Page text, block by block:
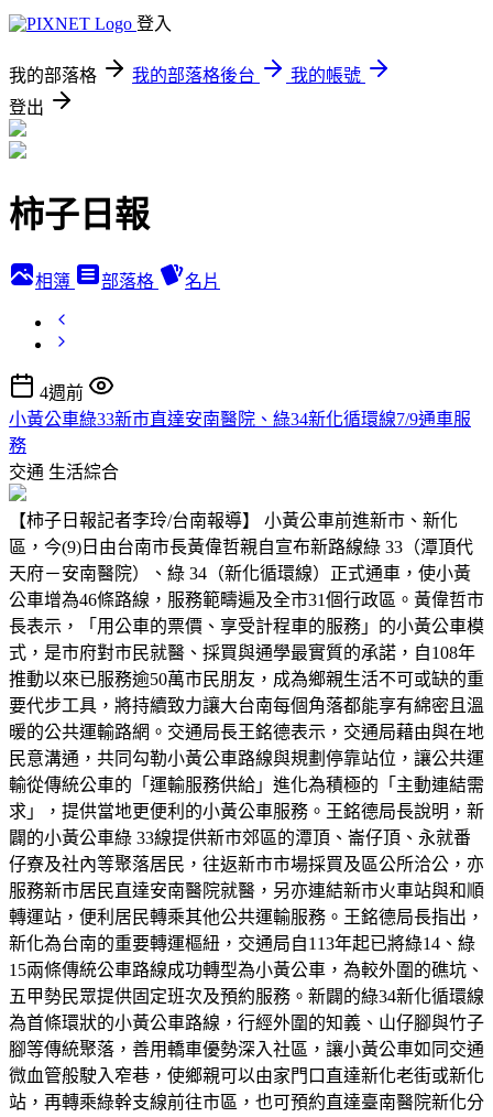
登入
我的部落格 我的部落格後台
我的帳號
登出
柿子日報
相簿 部落格 名片
4週前
小黃公車綠33新市直達安南醫院、綠34新化循環線7/9通車服
務
交通 生活綜合
【柿子日報記者李玲/台南報導】 小黃公車前進新市、新化
區，今(9)日由台南市長黃偉哲親自宣布新路線綠 33（潭頂代
天府－安南醫院）、綠 34（新化循環線）正式通車，使小黃
公車增為46條路線，服務範疇遍及全市31個行政區。黃偉哲市
長表示，「用公車的票價、享受計程車的服務」的小黃公車模
式，是市府對市民就醫、採買與通學最實質的承諾，自108年
推動以來已服務逾50萬市民朋友，成為鄉親生活不可或缺的重
要代步工具，將持續致力讓大台南每個角落都能享有綿密且溫
暖的公共運輸路網。交通局長王銘德表示，交通局藉由與在地
民意溝通，共同勾勒小黃公車路線與規劃停靠站位，讓公共運
輸從傳統公車的「運輸服務供給」進化為積極的「主動連結需
求」，提供當地更便利的小黃公車服務。王銘德局長說明，新
闢的小黃公車綠 33線提供新市郊區的潭頂、崙仔頂、永就番
仔寮及社內等聚落居民，往返新市市場採買及區公所洽公，亦
服務新市居民直達安南醫院就醫，另亦連結新市火車站與和順
轉運站，便利居民轉乘其他公共運輸服務。王銘德局長指出，
新化為台南的重要轉運樞紐，交通局自113年起已將綠14、綠
15兩條傳統公車路線成功轉型為小黃公車，為較外圍的礁坑、
五甲勢民眾提供固定班次及預約服務。新闢的綠34新化循環線
為首條環狀的小黃公車路線，行經外圍的知義、山仔腳與竹子
腳等傳統聚落，善用轎車優勢深入社區，讓小黃公車如同交通
微血管般駛入窄巷，使鄉親可以由家門口直達新化老街或新化
站，再轉乘綠幹支線前往市區，也可預約直達臺南醫院新化分